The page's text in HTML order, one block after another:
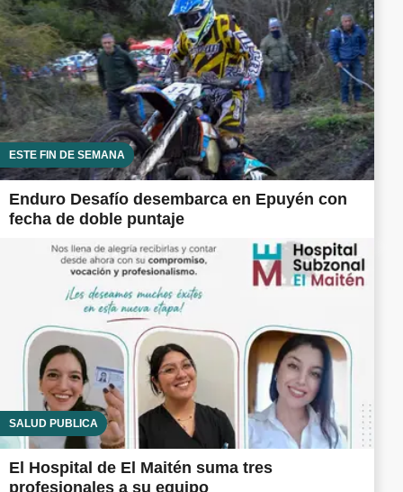
ESTE FIN DE SEMANA
Enduro Desafío desembarca en Epuyén con
fecha de doble puntaje
SALUD PÚBLICA
El Hospital de El Maitén suma tres
profesionales a su equipo